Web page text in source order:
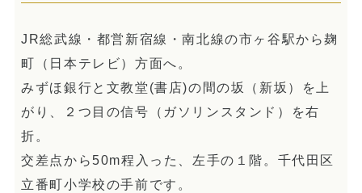
JR総武線・都営新宿線・南北線の市ヶ谷駅から麹
町（日本テレビ）方面へ。
みずほ銀行と文教堂(書店)の間の坂（新坂）を上
がり、２つ目の信号（ガソリンスタンド）を右
折。
交差点から50m程入った、左手の１階。千代田区
立番町小学校の手前です。